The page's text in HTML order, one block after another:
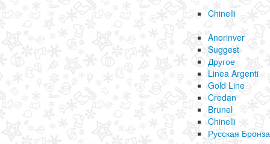
Chinelli
Anorinver
Suggest
Другое
Linea Argenti
Gold Line
Credan
Brunel
Chinelli
Русская Бронза